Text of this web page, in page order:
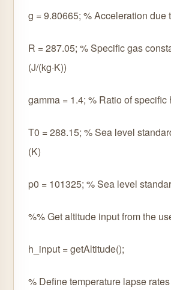
g = 9.80665; % Acceleration due
R = 287.05; % Specific gas
(J/(kg·K))
gamma = 1.4; % Ratio of specific
T0 = 288.15; % Sea level
(K)
p0 = 101325; % Sea level
%% Get altitude input from the
h_input = getAltitude();
% Define temperature lapse